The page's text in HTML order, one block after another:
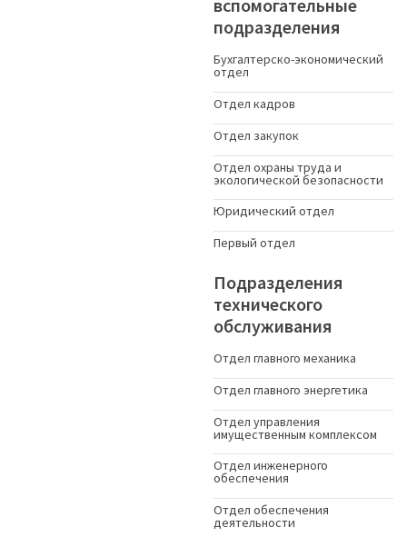
вспомогательные
подразделения
Бухгалтерско-экономический
отдел
Отдел кадров
Отдел закупок
Отдел охраны труда и
экологической безопасности
Юридический отдел
Первый отдел
Подразделения
технического
обслуживания
Отдел главного механика
Отдел главного энергетика
Отдел управления
имущественным комплексом
Отдел инженерного
обеспечения
Отдел обеспечения
деятельности